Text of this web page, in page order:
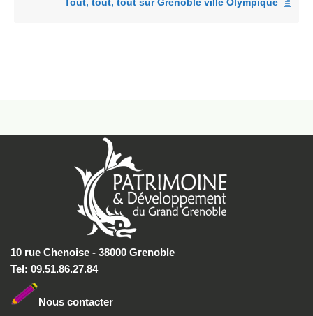
10 rue Chenoise - 38000 Grenoble
Tel: 09.51.86.27.84
Nous contacter